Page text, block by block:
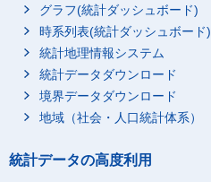
グラフ(統計ダッシュボード)
時系列表(統計ダッシュボード)
統計地理情報システム
統計データダウンロード
境界データダウンロード
地域（社会・人口統計体系）
統計データの高度利用